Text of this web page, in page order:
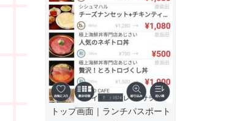
トップ画面｜ランチパスポート